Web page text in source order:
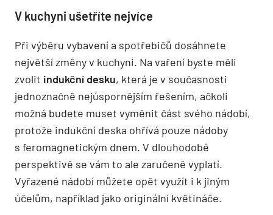
V kuchyni ušetříte nejvíce
Při výběru vybavení a spotřebičů dosáhnete
největší změny v kuchyni. Na vaření byste měli
zvolit indukční desku, která je v současnosti
jednoznačně nejúspornějším řešením, ačkoli
možná budete muset vyměnit část svého nádobí,
protože indukční deska ohřívá pouze nádoby
s feromagnetickým dnem. V dlouhodobé
perspektivě se vám to ale zaručeně vyplatí.
Vyřazené nádobí můžete opět využít i k jiným
účelům, například jako originální květináče.